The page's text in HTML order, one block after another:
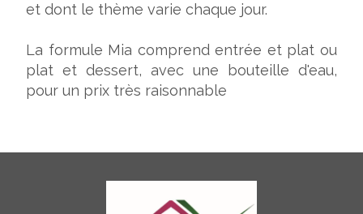
et dont le thème varie chaque jour.
La formule Mia comprend entrée et plat ou
plat et dessert, avec une bouteille d'eau,
pour un prix très raisonnable